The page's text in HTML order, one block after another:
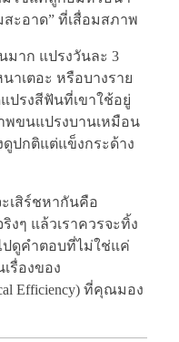
ะอาด” ที่เสื่อมสภาพ
มาก แปรงวันละ 3
าเตอะ หรือบางราย
ปรงสีฟันที่เขาใช้อยู่
พขนแปรงบานเหมือน
ปกติแต่แข็งกระด้าง
เสิร์ชหากันคือ
งๆ แล้วเราควรจะทิ้ง
ดูคำตอบที่ไม่ใช่แค่
รื่องของ
Efficiency) ที่คุณมอง